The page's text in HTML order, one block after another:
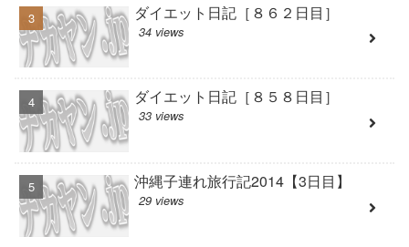
ダイエット日記［８６２日目］
34 views
ダイエット日記［８５８日目］
33 views
沖縄子連れ旅行記2014【3日目】
29 views